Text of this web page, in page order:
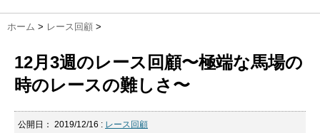
ホーム > レース回顧 >
12月3週のレース回顧〜極端な馬場の
時のレースの難しさ〜
公開日： 2019/12/16 : レース回顧